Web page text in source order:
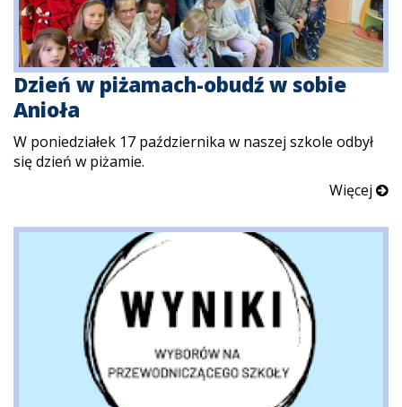
Dzień w piżamach-obudź w sobie
Anioła
W poniedziałek 17 października w naszej szkole odbył
się dzień w piżamie.
Więcej